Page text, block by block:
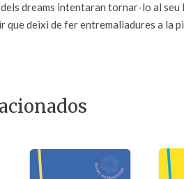
dels dreams intentaran tornar-lo al
que deixi de fer entremaliadures a la